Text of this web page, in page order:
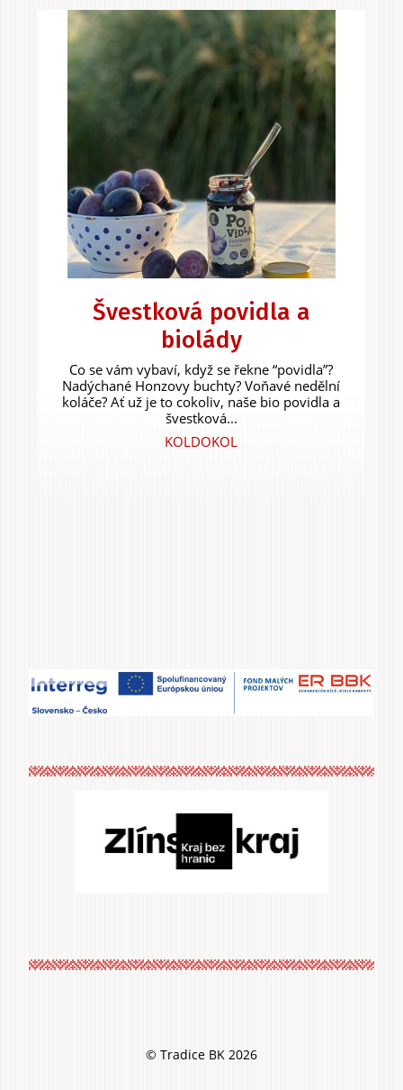
Švestková povidla a
biolády
Co se vám vybaví, když se řekne “povidla”?
Nadýchané Honzovy buchty? Voňavé nedělní
koláče? Ať už je to cokoliv, naše bio povidla a
švestková...
KOLDOKOL
© Tradice BK 2026